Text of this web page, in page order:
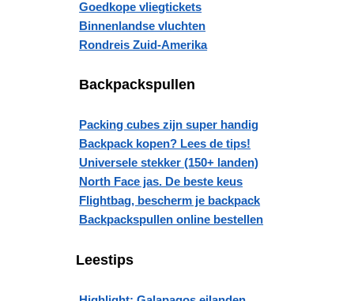
Goedkope vliegtickets
Binnenlandse vluchten
Rondreis Zuid-Amerika
Backpackspullen
Packing cubes zijn super handig
Backpack kopen? Lees de tips!
Universele stekker (150+ landen)
North Face jas. De beste keus
Flightbag, bescherm je backpack
Backpackspullen online bestellen
Leestips